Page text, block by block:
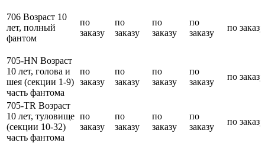
706 Возраст 10
лет, полный
фантом
по
заказу
по
заказу
по
заказу
по
заказу
по заказу
705-HN Возраст
10 лет, голова и
шея (секции 1-9)
часть фантома
по
заказу
по
заказу
по
заказу
по
заказу
по заказу
705-TR Возраст
10 лет, туловище
(секции 10-32)
часть фантома
по
заказу
по
заказу
по
заказу
по
заказу
по заказу